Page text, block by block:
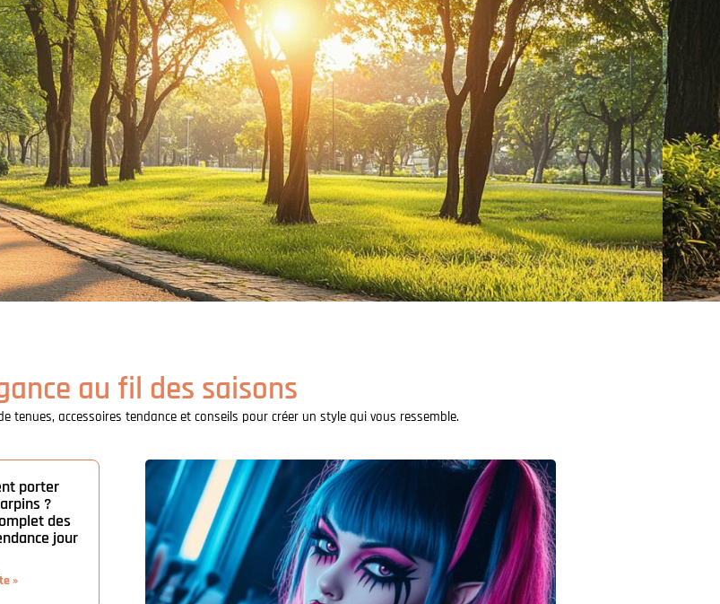
au fil des saisons
tenues, accessoires tendance et conseils pour créer un style qui vous ressemble.
porter
?
des
jour
»